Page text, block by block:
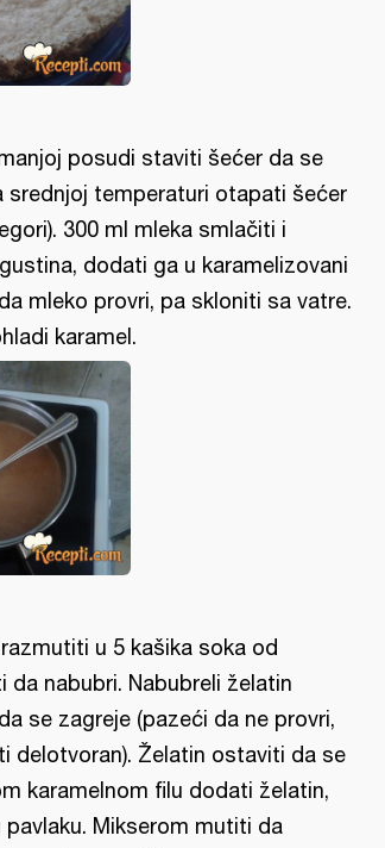
posudi staviti šećer da se
srednjoj temperaturi otapati šećer
300 ml mleka smlačiti i
dodati ga u karamelizovani
mleko provri, pa skloniti sa vatre.
karamel.
u 5 kašika soka od
da nabubri. Nabubreli želatin
se zagreje (pazeći da ne provri,
delotvoran). Želatin ostaviti da se
karamelnom filu dodati želatin,
pavlaku. Mikserom mutiti da